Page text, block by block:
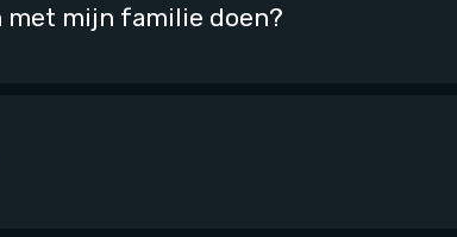
met mijn familie doen?